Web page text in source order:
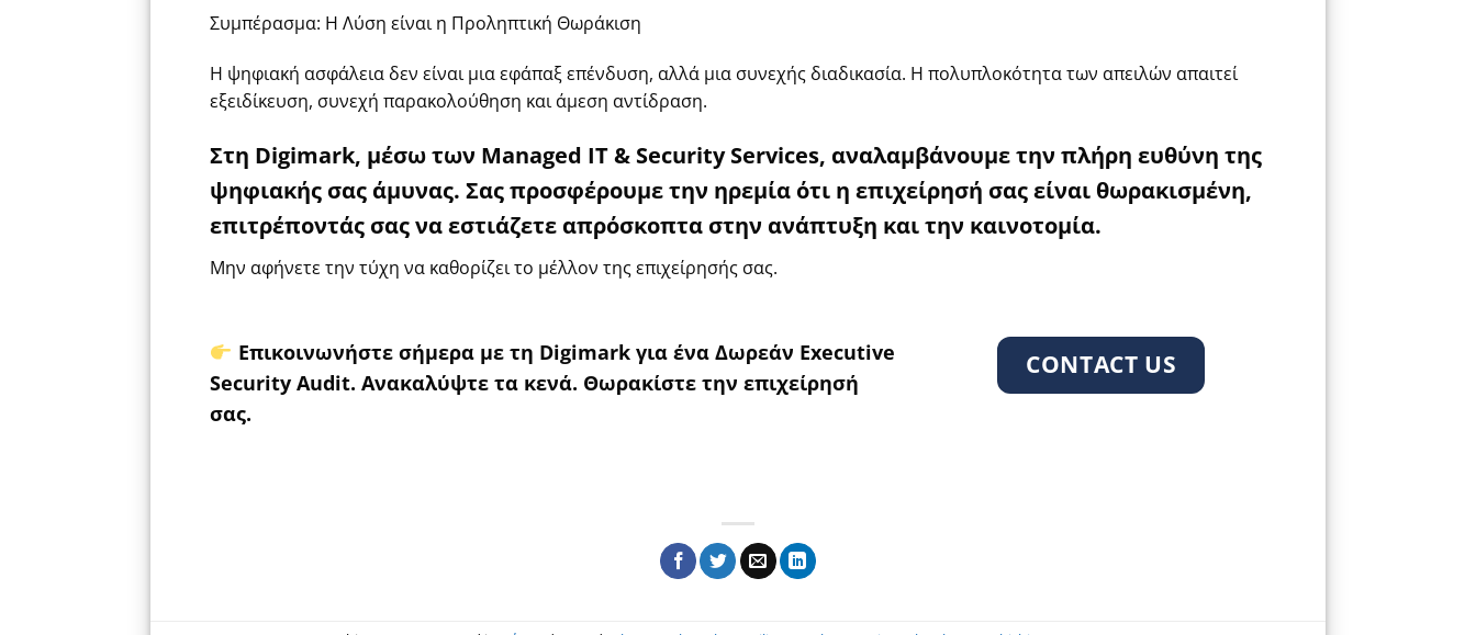
Συμπέρασμα: Η Λύση είναι η Προληπτική Θωράκιση
Η ψηφιακή ασφάλεια δεν είναι μια εφάπαξ επένδυση, αλλά μια συνεχής διαδικασία. Η πολυπλοκότητα των απειλών απαιτεί
εξειδίκευση, συνεχή παρακολούθηση και άμεση αντίδραση.
Στη Digimark, μέσω των Managed IT & Security Services, αναλαμβάνουμε την πλήρη ευθύνη της
ψηφιακής σας άμυνας. Σας προσφέρουμε την ηρεμία ότι η επιχείρησή σας είναι θωρακισμένη,
επιτρέποντάς σας να εστιάζετε απρόσκοπτα στην ανάπτυξη και την καινοτομία.
Μην αφήνετε την τύχη να καθορίζει το μέλλον της επιχείρησής σας.
Επικοινωνήστε σήμερα με τη Digimark για ένα Δωρεάν Executive
Security Audit. Ανακαλύψτε τα κενά. Θωρακίστε την επιχείρησή
σας.
CONTACT US